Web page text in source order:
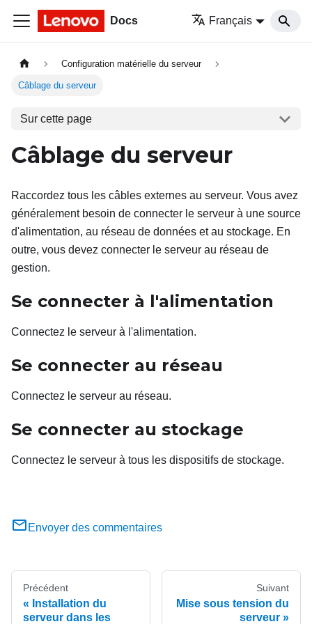
Docs Français
Configuration matérielle du serveur
Câblage du serveur
Sur cette page
Câblage du serveur
Raccordez tous les câbles externes au serveur. Vous avez
généralement besoin de connecter le serveur à une source
d'alimentation, au réseau de données et au stockage. En
outre, vous devez connecter le serveur au réseau de
gestion.
Se connecter à l'alimentation
Connectez le serveur à l'alimentation.
Se connecter au réseau
Connectez le serveur au réseau.
Se connecter au stockage
Connectez le serveur à tous les dispositifs de stockage.
Envoyer des commentaires
Précédent
Installation du
serveur dans les
Suivant
Mise sous tension du
serveur